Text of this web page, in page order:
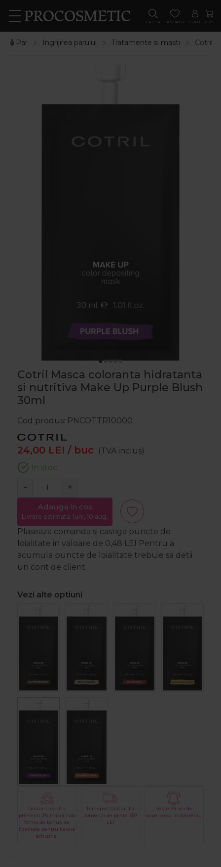
CAUTA FAVORITE CONT COS
🧴Par Ingrijirea parului Tratamente si masti Cotril
Cotril Masca coloranta hidratanta
si nutritiva Make Up Purple Blush
30ml
Cod produs PNCOTTR10000
24,00 LEI / buc
(TVA inclus)
In stoc
− +
Adauga in cos
Livrare estimata: luni, 10 aug.
Plaseaza comanda si castiga puncte de
loialitate in valoare de 0,48 LEI Pentru a
acumula puncte de loialitate trebuie sa detii
un cont de client.
Vezi alte optiuni
Creaza-ti cont si
primesti 2% inapoi sub
forma de bonus de
fidelitate pentru fiecare
achizitie.
Transport Gratuit La
comenzi de peste 399
LEI
Peste 29 ani de
experienta in domeniu